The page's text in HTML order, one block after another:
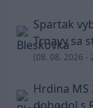
Spartak
Trnavy sa
(08. 08. 2026 -
Hrdina MS